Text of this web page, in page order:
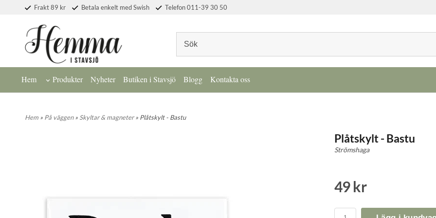
Frakt 89 kr Betala enkelt med Swish Telefon 011-39 30 50
Hem Produkter Nyheter Butiken i Stavsjö Blogg Kontakta oss
Hem » På väggen» Skyltar & magneter» Plåtskylt - Bastu
Plåtskylt - Bastu
Strömshaga
49 kr